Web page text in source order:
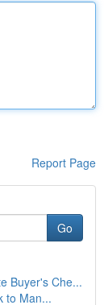
Report Page
Go
Buyer's Che...
to Man...